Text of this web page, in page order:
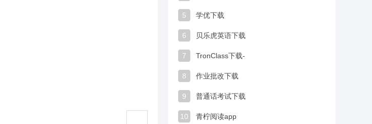
5 学优下载
6 贝乐虎英语下载
7 TronClass下载-
8 作业批改下载
9 普通话考试下载
10 青柠阅读app